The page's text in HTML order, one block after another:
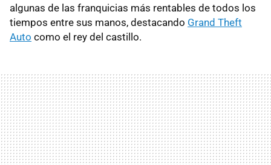
algunas de las franquicias más rentables de todos los
tiempos entre sus manos, destacando Grand Theft
Auto como el rey del castillo.